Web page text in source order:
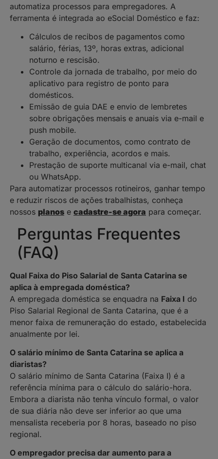
automatiza processos para empregadores. A
ferramenta é integrada ao eSocial Doméstico e faz:
Cálculos de recibos de pagamentos como
salário, férias, 13º, horas extras, adicional
noturno e rescisão.
Controle da jornada de trabalho, por meio do
aplicativo para registro de ponto para
domésticos.
Emissão de guia DAE e envio de lembretes
sobre obrigações mensais e anuais via e-mail e
push mobile.
Geração de documentos, como contrato de
trabalho, experiência, acordos e mais.
Prestação de suporte multicanal via e-mail, chat
ou WhatsApp.
Para automatizar processos rotineiros, ganhar tempo
e reduzir riscos de ações trabalhistas, conheça
nossos planos e cadastre-se agora para começar.
Perguntas Frequentes
(FAQ)
Qual Faixa do Piso Salarial de Santa Catarina se
aplica à empregada doméstica?
A empregada doméstica se enquadra na Faixa I do
Piso Salarial Regional de Santa Catarina, que é a
menor faixa de remuneração do estado, estabelecida
anualmente por lei.
O salário mínimo de Santa Catarina se aplica a
diaristas?
O salário mínimo de Santa Catarina (Faixa I) é a
referência mínima para o cálculo do salário-hora.
Embora a diarista não tenha vínculo formal, o valor
de sua diária não deve ser inferior ao que uma
mensalista receberia por 8 horas, baseado no piso
regional.
O empregador precisa dar aumento para a